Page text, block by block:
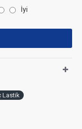
İyi
Lastik